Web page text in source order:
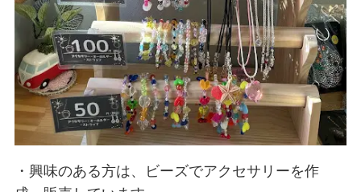
・興味のある方は、ビーズでアクセサリーを作